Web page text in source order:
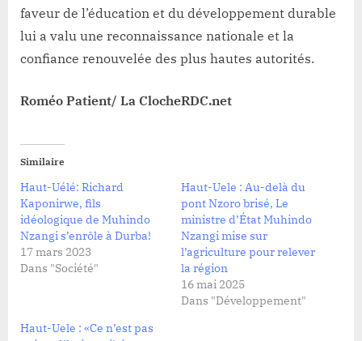
faveur de l’éducation et du développement durable
lui a valu une reconnaissance nationale et la
confiance renouvelée des plus hautes autorités.
Roméo Patient/ La ClocheRDC.net
Similaire
Haut-Uélé: Richard
Kaponirwe, fils
idéologique de Muhindo
Nzangi s’enrôle à Durba!
17 mars 2023
Dans "Société"
Haut-Uele : Au-delà du
pont Nzoro brisé, Le
ministre d’État Muhindo
Nzangi mise sur
l’agriculture pour relever
la région
16 mai 2025
Dans "Développement"
Haut-Uele : «Ce n’est pas